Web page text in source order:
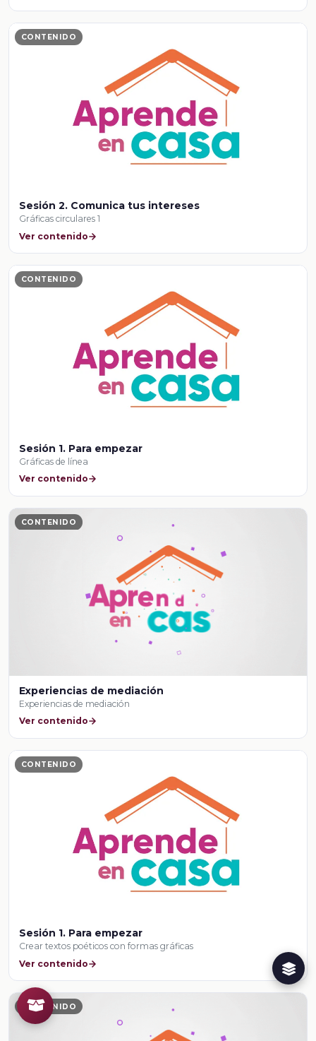
CONTENIDO
Sesión 2. Comunica tus intereses
Gráficas circulares 1
Ver contenido
CONTENIDO
Sesión 1. Para empezar
Gráficas de línea
Ver contenido
CONTENIDO
Experiencias de mediación
Experiencias de mediación
Ver contenido
CONTENIDO
Sesión 1. Para empezar
Crear textos poéticos con formas gráficas
Ver contenido
CONTENIDO